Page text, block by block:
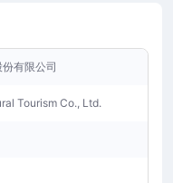
有限公司
Tourism Co., Ltd.